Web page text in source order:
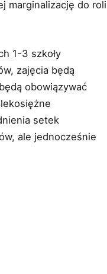
marginalizację do roli
1-3 szkoły
zajęcia będą
obowiązywać
setek
ale jednocześnie